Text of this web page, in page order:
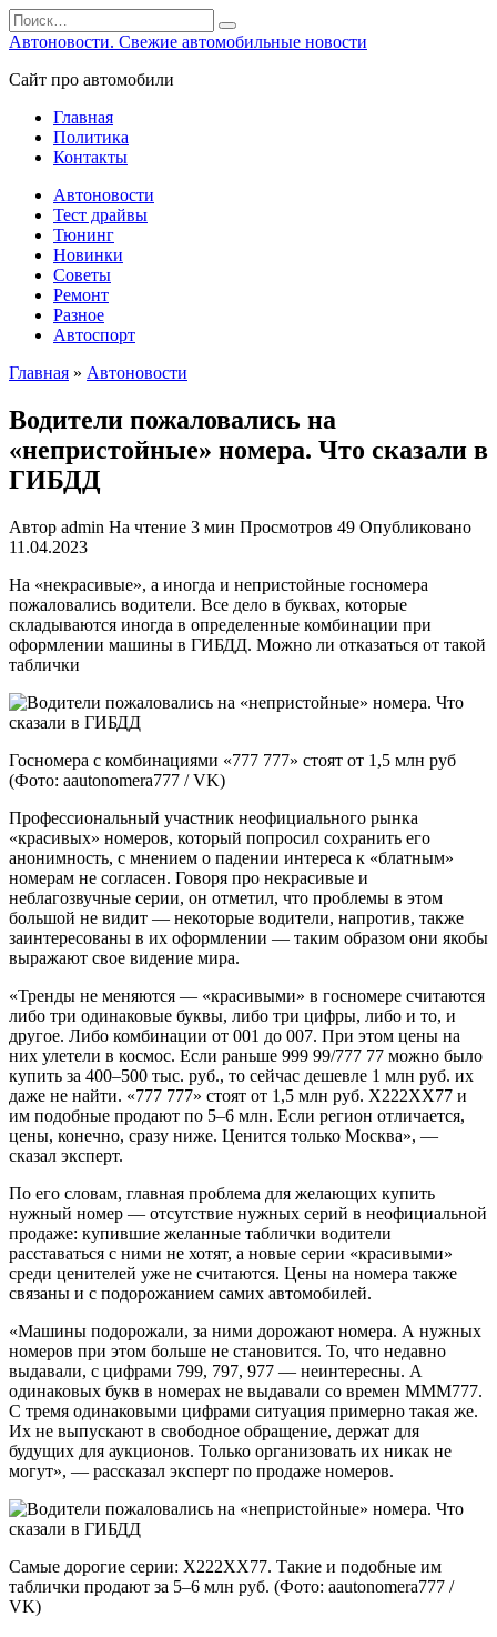
Перейти
к
Search
for:
Автоновости. Свежие автомобильные новости
Сайт про автомобили
Главная
Политика
Контакты
Автоновости
Тест драйвы
Тюнинг
Новинки
Советы
Ремонт
Разное
Автоспорт
Главная » Автоновости
Водители пожаловались на
«непристойные» номера. Что сказали в
ГИБДД
Автор admin На чтение 3 мин Просмотров 49 Опубликовано
11.04.2023
На «некрасивые», а иногда и непристойные госномера
пожаловались водители. Все дело в буквах, которые
складываются иногда в определенные комбинации при
оформлении машины в ГИБДД. Можно ли отказаться от такой
таблички
Госномера с комбинациями «777 777» стоят от 1,5 млн руб
(Фото: aautonomera777 / VK)
Профессиональный участник неофициального рынка
«красивых» номеров, который попросил сохранить его
анонимность, с мнением о падении интереса к «блатным»
номерам не согласен. Говоря про некрасивые и
неблагозвучные серии, он отметил, что проблемы в этом
большой не видит — некоторые водители, напротив, также
заинтересованы в их оформлении — таким образом они якобы
выражают свое видение мира.
«Тренды не меняются — «красивыми» в госномере считаются
либо три одинаковые буквы, либо три цифры, либо и то, и
другое. Либо комбинации от 001 до 007. При этом цены на
них улетели в космос. Если раньше 999 99/777 77 можно было
купить за 400–500 тыс. руб., то сейчас дешевле 1 млн руб. их
даже не найти. «777 777» стоят от 1,5 млн руб. Х222ХХ77 и
им подобные продают по 5–6 млн. Если регион отличается,
цены, конечно, сразу ниже. Ценится только Москва», —
сказал эксперт.
По его словам, главная проблема для желающих купить
нужный номер — отсутствие нужных серий в неофициальной
продаже: купившие желанные таблички водители
расставаться с ними не хотят, а новые серии «красивыми»
среди ценителей уже не считаются. Цены на номера также
связаны и с подорожанием самих автомобилей.
«Машины подорожали, за ними дорожают номера. А нужных
номеров при этом больше не становится. То, что недавно
выдавали, с цифрами 799, 797, 977 — неинтересны. А
одинаковых букв в номерах не выдавали со времен МММ777.
С тремя одинаковыми цифрами ситуация примерно такая же.
Их не выпускают в свободное обращение, держат для
будущих для аукционов. Только организовать их никак не
могут», — рассказал эксперт по продаже номеров.
Самые дорогие серии: Х222ХХ77. Такие и подобные им
таблички продают за 5–6 млн руб. (Фото: aautonomera777 /
VK)